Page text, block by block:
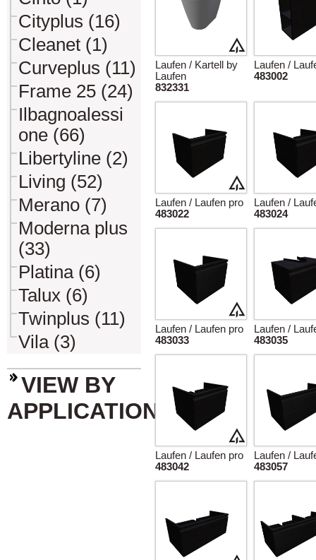
Cityplus (16)
Cleanet (1)
Curveplus (11)
Frame 25 (24)
Ilbagnoalessi
one (66)
Libertyline (2)
Living (52)
Merano (7)
Moderna plus
(33)
Platina (6)
Talux (6)
Twinplus (11)
Vila (3)
VIEW BY
APPLICATION
Laufen / Kartell by
Laufen
832331
Laufen /
483002
Laufen / Laufen pro
483022
Laufen /
483024
Laufen / Laufen pro
483033
Laufen /
483035
Laufen / Laufen pro
483042
Laufen /
483057